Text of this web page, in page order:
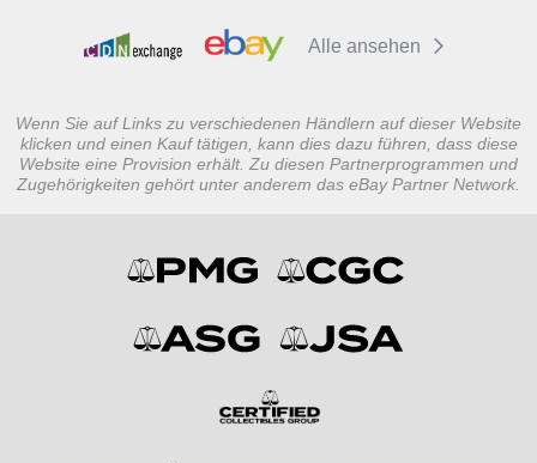
Alle ansehen
Wenn Sie auf Links zu verschiedenen Händlern auf dieser Website
klicken und einen Kauf tätigen, kann dies dazu führen, dass diese
Website eine Provision erhält. Zu diesen Partnerprogrammen und
Zugehörigkeiten gehört unter anderem das eBay Partner Network.